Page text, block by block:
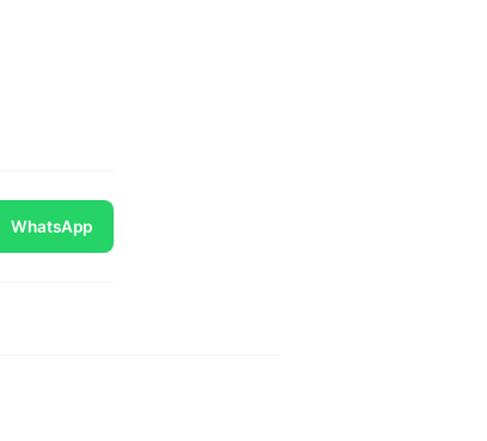
WhatsApp